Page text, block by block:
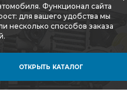
Функционал сайта
для вашего удобства мы
несколько способов заказа
ОТКРЫТЬ КАТАЛОГ